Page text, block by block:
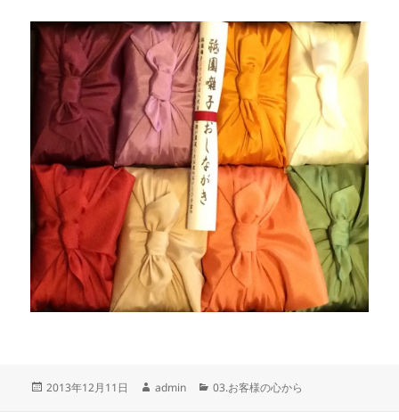
投
2013年12月11日
作
admin
カ
03.お客様の心から